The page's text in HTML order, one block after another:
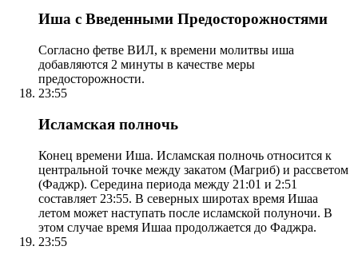
Иша с Введенными Предосторожностями
Согласно фетве ВИЛ, к времени молитвы иша
добавляются 2 минуты в качестве меры
предосторожности.
23:55
Исламская полночь
Конец времени Иша. Исламская полночь относится к
центральной точке между закатом (Магриб) и рассветом
(Фаджр). Середина периода между 21:01 и 2:51
составляет 23:55. В северных широтах время Ишаа
летом может наступать после исламской полуночи. В
этом случае время Ишаа продолжается до Фаджра.
23:55